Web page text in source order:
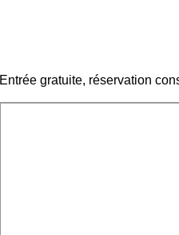
Entrée gratuite, réservation